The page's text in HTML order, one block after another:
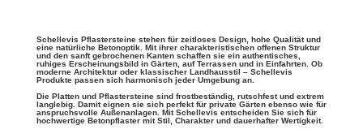
Schellevis Pflastersteine stehen für zeitloses Design, hohe Qualität und
eine natürliche Betonoptik. Mit ihrer charakteristischen offenen Struktur
und den sanft gebrochenen Kanten schaffen sie ein authentisches,
ruhiges Erscheinungsbild in Gärten, auf Terrassen und in Einfahrten. Ob
moderne Architektur oder klassischer Landhausstil – Schellevis
Produkte passen sich harmonisch jeder Umgebung an.
Die Platten und Pflastersteine sind frostbeständig, rutschfest und extrem
langlebig. Damit eignen sie sich perfekt für private Gärten ebenso wie für
anspruchsvolle Außenanlagen. Mit Schellevis entscheiden Sie sich für
hochwertige Betonpflaster mit Stil, Charakter und dauerhafter Wertigkeit.